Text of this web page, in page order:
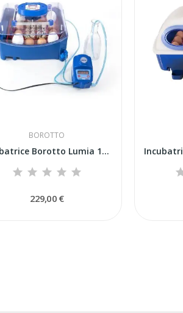
BOROTTO
Incubatrice Borotto Lumia 16 Expert Con...
229,00 €